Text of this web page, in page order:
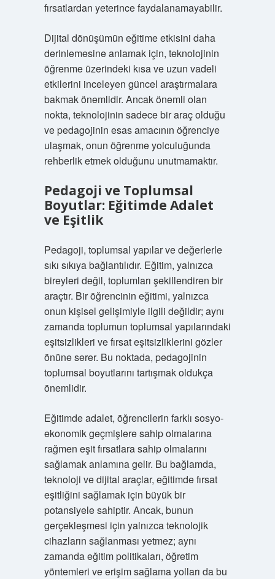
fırsatlardan yeterince faydalanamayabilir.
Dijital dönüşümün eğitime etkisini daha
derinlemesine anlamak için, teknolojinin
öğrenme üzerindeki kısa ve uzun vadeli
etkilerini inceleyen güncel araştırmalara
bakmak önemlidir. Ancak önemli olan
nokta, teknolojinin sadece bir araç olduğu
ve pedagojinin esas amacının öğrenciye
ulaşmak, onun öğrenme yolculuğunda
rehberlik etmek olduğunu unutmamaktır.
Pedagoji ve Toplumsal
Boyutlar: Eğitimde Adalet
ve Eşitlik
Pedagoji, toplumsal yapılar ve değerlerle
sıkı sıkıya bağlantılıdır. Eğitim, yalnızca
bireyleri değil, toplumları şekillendiren bir
araçtır. Bir öğrencinin eğitimi, yalnızca
onun kişisel gelişimiyle ilgili değildir; aynı
zamanda toplumun toplumsal yapılarındaki
eşitsizlikleri ve fırsat eşitsizliklerini gözler
önüne serer. Bu noktada, pedagojinin
toplumsal boyutlarını tartışmak oldukça
önemlidir.
Eğitimde adalet, öğrencilerin farklı sosyo-
ekonomik geçmişlere sahip olmalarına
rağmen eşit fırsatlara sahip olmalarını
sağlamak anlamına gelir. Bu bağlamda,
teknoloji ve dijital araçlar, eğitimde fırsat
eşitliğini sağlamak için büyük bir
potansiyele sahiptir. Ancak, bunun
gerçekleşmesi için yalnızca teknolojik
cihazların sağlanması yetmez; aynı
zamanda eğitim politikaları, öğretim
yöntemleri ve erişim sağlama yolları da bu